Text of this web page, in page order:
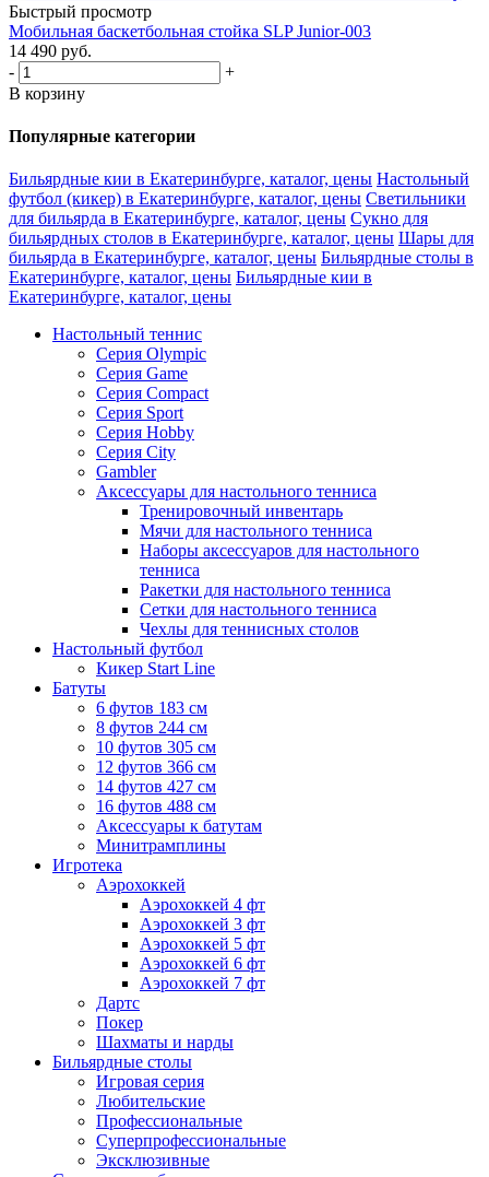
Быстрый просмотр
Мобильная баскетбольная стойка SLP Junior-003
14 490 руб.
-
+
В корзину
Популярные категории
Бильярдные кии в Екатеринбурге, каталог, цены Настольный
футбол (кикер) в Екатеринбурге, каталог, цены Светильники
для бильярда в Екатеринбурге, каталог, цены Сукно для
бильярдных столов в Екатеринбурге, каталог, цены Шары для
бильярда в Екатеринбурге, каталог, цены Бильярдные столы в
Екатеринбурге, каталог, цены Бильярдные кии в
Екатеринбурге, каталог, цены
Настольный теннис
Серия Olympic
Серия Game
Серия Compact
Серия Sport
Серия Hobby
Серия City
Gambler
Аксессуары для настольного тенниса
Тренировочный инвентарь
Мячи для настольного тенниса
Наборы аксессуаров для настольного
тенниса
Ракетки для настольного тенниса
Сетки для настольного тенниса
Чехлы для теннисных столов
Настольный футбол
Кикер Start Line
Батуты
6 футов 183 см
8 футов 244 см
10 футов 305 см
12 футов 366 см
14 футов 427 см
16 футов 488 см
Аксессуары к батутам
Минитрамплины
Игротека
Аэрохоккей
Аэрохоккей 4 фт
Аэрохоккей 3 фт
Аэрохоккей 5 фт
Аэрохоккей 6 фт
Аэрохоккей 7 фт
Дартс
Покер
Шахматы и нарды
Бильярдные столы
Игровая серия
Любительские
Профессиональные
Суперпрофессиональные
Эксклюзивные